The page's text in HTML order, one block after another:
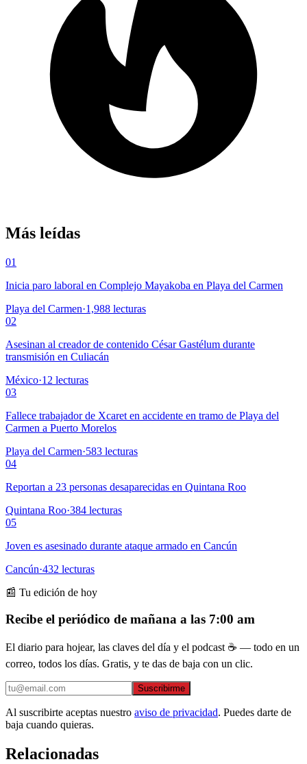
Más leídas
01
Inicia paro laboral en Complejo Mayakoba en Playa del Carmen
Playa del Carmen·1,988 lecturas
02
Asesinan al creador de contenido César Gastélum durante
transmisión en Culiacán
México·12 lecturas
03
Fallece trabajador de Xcaret en accidente en tramo de Playa del
Carmen a Puerto Morelos
Playa del Carmen·583 lecturas
04
Reportan a 23 personas desaparecidas en Quintana Roo
Quintana Roo·384 lecturas
05
Joven es asesinado durante ataque armado en Cancún
Cancún·432 lecturas
📰 Tu edición de hoy
Recibe el periódico de mañana a las 7:00 am
El diario para hojear, las claves del día y el podcast ☕ — todo en un
correo, todos los días. Gratis, y te das de baja con un clic.
Suscribirme
Al suscribirte aceptas nuestro aviso de privacidad. Puedes darte de
baja cuando quieras.
Relacionadas